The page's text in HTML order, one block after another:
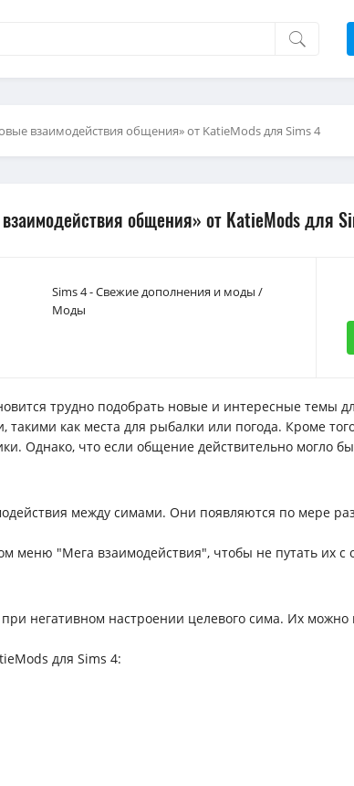
взаимодействия общения» от KatieMods для Sims 4
общения» от KatieMods для
Sims 4 - Свежие дополнения и моды /
Моды
трудно подобрать новые и интересные темы
как места для рыбалки или погода. Кроме
Однако, что если общение действительно могло
между симами. Они появляются по мере
меню "Мега взаимодействия", чтобы не путать их
негативном настроении целевого сима. Их
для Sims 4: